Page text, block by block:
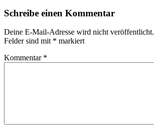
Schreibe einen Kommentar
Deine E-Mail-Adresse wird nicht veröffentlicht.
Felder sind mit * markiert
Kommentar *